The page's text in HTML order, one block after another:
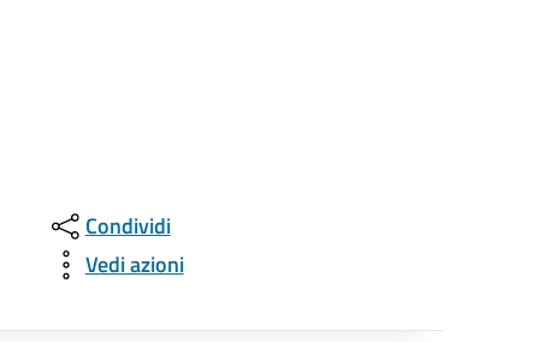
Condividi
Vedi azioni